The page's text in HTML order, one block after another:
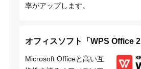
率がアップします。
オフィスソフト「WPS Office 2
Microsoft Officeと高い互